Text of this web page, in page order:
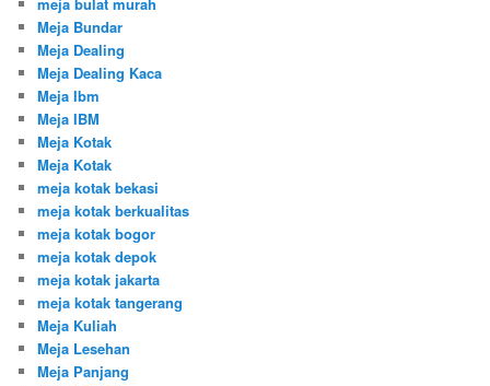
Meja Bundar
Meja Dealing
Meja Dealing Kaca
Meja Ibm
Meja IBM
Meja Kotak
Meja Kotak
meja kotak bekasi
meja kotak berkualitas
meja kotak bogor
meja kotak depok
meja kotak jakarta
meja kotak tangerang
Meja Kuliah
Meja Lesehan
Meja Panjang